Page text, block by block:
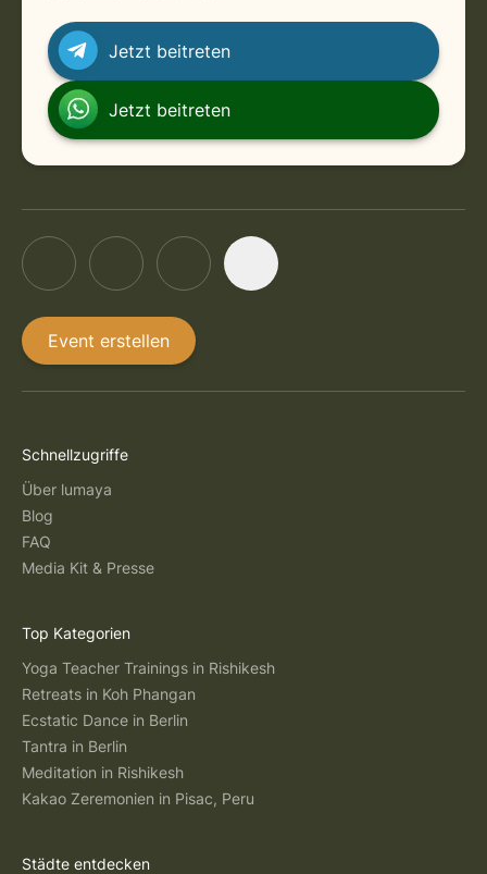
Jetzt beitreten
Jetzt beitreten
Event erstellen
Schnellzugriffe
Über lumaya
Blog
FAQ
Media Kit & Presse
Top Kategorien
Yoga Teacher Trainings in Rishikesh
Retreats in Koh Phangan
Ecstatic Dance in Berlin
Tantra in Berlin
Meditation in Rishikesh
Kakao Zeremonien in Pisac, Peru
Städte entdecken